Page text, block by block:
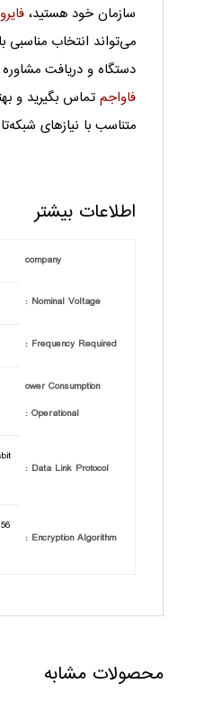
سازمان خود هستید،
می‌تواند انتخاب مناسبی
دستگاه و دریافت
فاواجمتماس بگیرید و
متناسب با نیازهای
اطلاعات بیشتر
company
Nominal Voltage :
Frequency Required :
ower Consumption
Operational :
Data Link Protocol :
Encryption Algorithm :
محصولات مشابه